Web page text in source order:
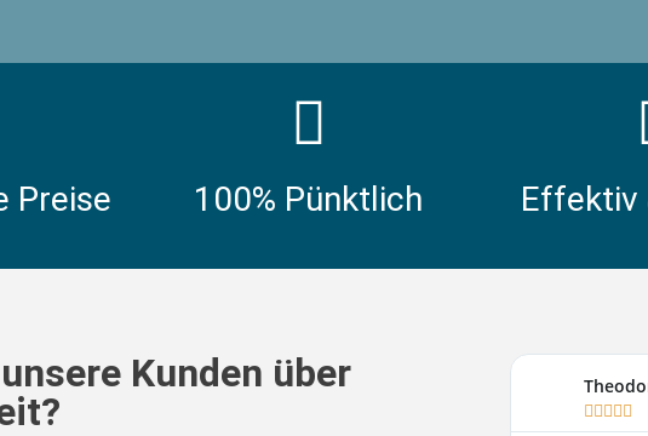
Preise 100% Pünktlich Effektiv
Kunden über
    